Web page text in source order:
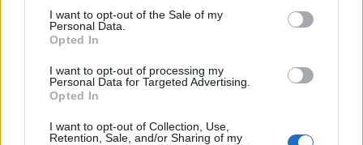
consent section.
I want to opt-out of the Sale of my
Personal Data.
Opted In
I want to opt-out of processing my
Personal Data for Targeted Advertising.
Opted In
I want to opt-out of Collection, Use,
Retention, Sale, and/or Sharing of my
Υπάρχει ακόμα πληροφορία πως επιχειρηματίας
"Έντικ" για να "ξεφορτωθεί" συνέταιρό του, με τον
οποίο βρισκόταν σε δικαστική διαμάχη, δείχνοντας
έτσι την επιρροή και τη δύναμη του κυκλώματος.